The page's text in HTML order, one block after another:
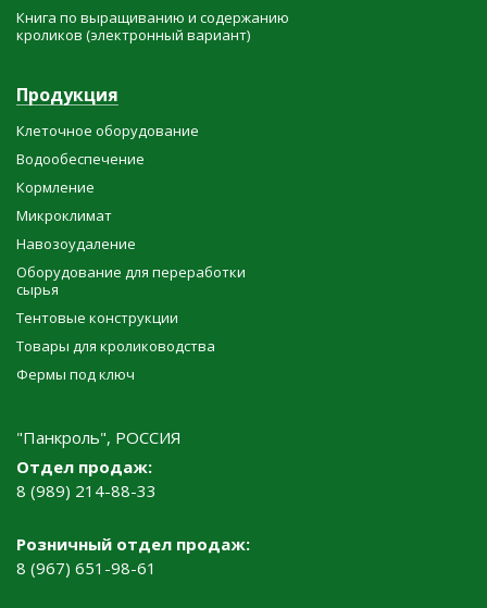
Книга по выращиванию и содержанию
кроликов (электронный вариант)
Продукция
Клеточное оборудование
Водообеспечение
Кормление
Микроклимат
Навозоудаление
Оборудование для переработки
сырья
Тентовые конструкции
Товары для кролиководства
Фермы под ключ
"Панкроль", РОССИЯ
Отдел продаж:
8 (989) 214-88-33
Розничный отдел продаж:
8 (967) 651-98-61